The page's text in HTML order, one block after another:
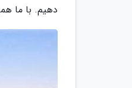
دهیم. با ما